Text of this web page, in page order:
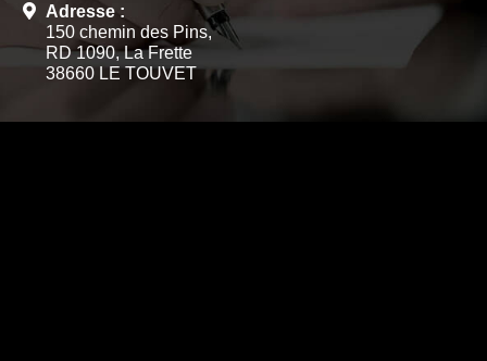
Adresse :
150 chemin des Pins,
RD 1090, La Frette
38660 LE TOUVET